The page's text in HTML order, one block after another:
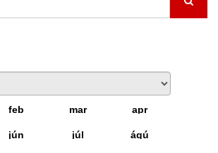
feb mar apr
jún júl ágú